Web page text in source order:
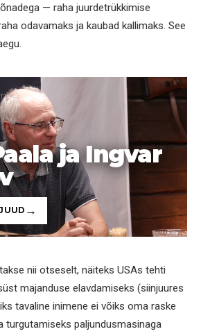
— raha juurdetrükkimise
odavamaks ja kaubad kallimaks. See
ja Ingvar
nii otseselt, näiteks USAs tehti
majanduse elavdamiseks (siinjuures
tavaline inimene ei võiks oma raske
turgutamiseks paljundusmasinaga